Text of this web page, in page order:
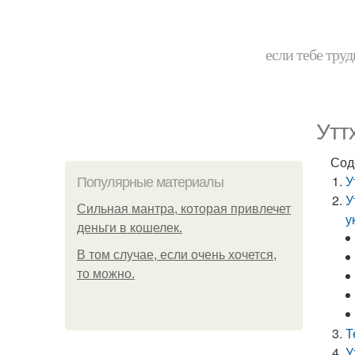
если тебе
Популярные материалы
Сильная мантра, которая привлечет
деньги в кошелек.
В том случае, если очень хочется,
то можно.